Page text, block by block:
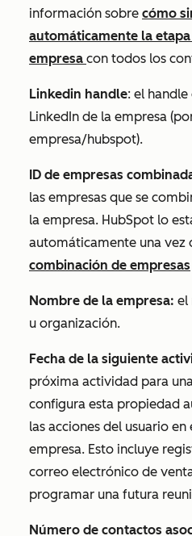
información sobre cómo
automáticamente la
empresa con todos los
Linkedin handle: el
LinkedIn de la empresa
empresa/hubspot).
ID de empresas
las empresas que se
la empresa. HubSpot lo
automáticamente una vez
combinación de empresas
Nombre de la empresa: el
u organización.
Fecha de la siguiente
próxima actividad para
configura esta propiedad
las acciones del usuario
empresa. Esto incluye
correo electrónico de
programar una futura
Número de contactos